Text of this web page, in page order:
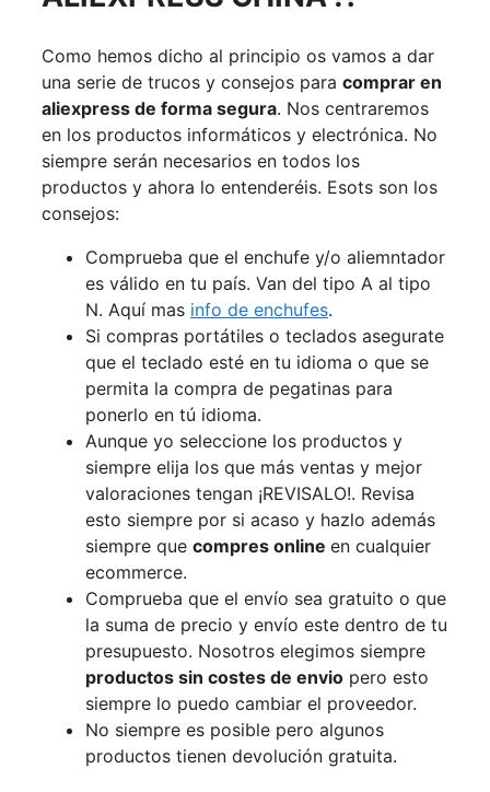
Como hemos dicho al principio os vamos a dar
una serie de trucos y consejos para comprar en
aliexpress de forma segura. Nos centraremos
en los productos informáticos y electrónica. No
siempre serán necesarios en todos los
productos y ahora lo entenderéis. Esots son los
consejos:
Comprueba que el enchufe y/o aliemntador
es válido en tu país. Van del tipo A al tipo
N. Aquí mas info de enchufes.
Si compras portátiles o teclados asegurate
que el teclado esté en tu idioma o que se
permita la compra de pegatinas para
ponerlo en tú idioma.
Aunque yo seleccione los productos y
siempre elija los que más ventas y mejor
valoraciones tengan ¡REVISALO!. Revisa
esto siempre por si acaso y hazlo además
siempre que compres online en cualquier
ecommerce.
Comprueba que el envío sea gratuito o que
la suma de precio y envío este dentro de tu
presupuesto. Nosotros elegimos siempre
productos sin costes de envio pero esto
siempre lo puedo cambiar el proveedor.
No siempre es posible pero algunos
productos tienen devolución gratuita.